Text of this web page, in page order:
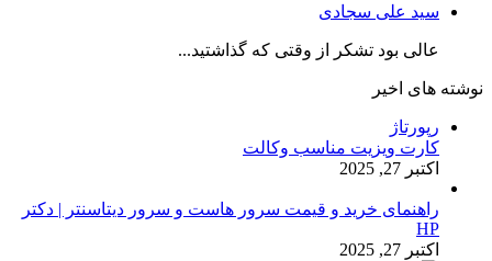
سید علی سجادی
عالی بود تشکر از وقتی که گذاشتید...
نوشته های اخیر
رپورتاژ
کارت ویزیت مناسب وکالت
اکتبر 27, 2025
راهنمای خرید و قیمت سرور هاست و سرور دیتاسنتر | دکتر
HP
اکتبر 27, 2025